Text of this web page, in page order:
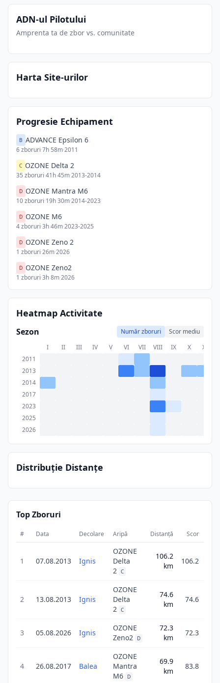
ADN-ul Pilotului
Amprenta ta de zbor vs. comunitate
Harta Site-urilor
Progresie Echipament
B ADVANCE Epsilon 6
6zboruri·7h 58m·2011
C OZONE Delta 2
35 zboruri·41h 45m·2013-2014
D OZONE Mantra M6
10zboruri·19h 30m·2014-2023
D OZONE M6
4zboruri·3h 46m·2023-2025
D OZONE Zeno 2
1 zboruri·26m·2026
D OZONE Zeno2
1 zboruri·3h 8m·2026
Heatmap Activitate
Sezon Număr zboruri
Scor mediu
I
II III IV V VI VII VIII IX X XI
2011
2013
2014
2017
2023
2025
2026
Distribuție Distanțe
Top Zboruri
# Data Decolare Aripă Distanță Scor
1 07.08.2013 Ignis
OZONE
Delta
2 C
106.2
km
106.2
2 13.08.2013 Ignis
OZONE
Delta
2 C
74.6
km
74.6
3 05.08.2026 Ignis
OZONE
Zeno2
D
72.3
km
72.3
4 26.08.2017 Balea
OZONE
Mantra
M6
D
69.9
km
83.8